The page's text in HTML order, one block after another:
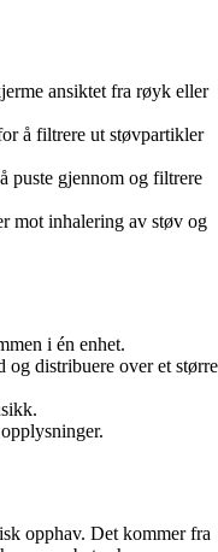
ansiktet fra røyk eller
å filtrere ut støvpartikler
puste gjennom og filtrere
mot inhalering av støv og
i én enhet.
og distribuere over et større
opphav. Det kommer fra